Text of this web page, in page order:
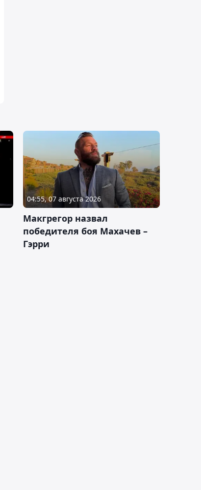
04:55, 07 августа 2026
Макгрегор назвал
победителя боя Махачев –
Гэрри